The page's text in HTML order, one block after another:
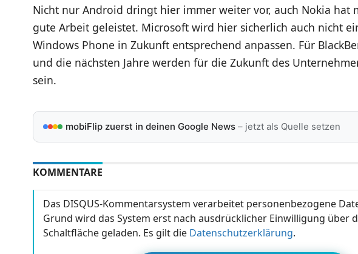
Nicht nur Android dringt hier immer weiter vor, auch Nokia hat
gute Arbeit geleistet. Microsoft wird hier sicherlich auch nicht
Windows Phone in Zukunft entsprechend anpassen. Für
und die nächsten Jahre werden für die Zukunft des
sein.
mobiFlip zuerst in deinen Google News– jetzt als Quelle setzen
KOMMENTARE
Das DISQUS-Kommentarsystem verarbeitet personenbezogene
Grund wird das System erst nach ausdrücklicher Einwilligung über
Schaltfläche geladen. Es gilt die Datenschutzerklärung.